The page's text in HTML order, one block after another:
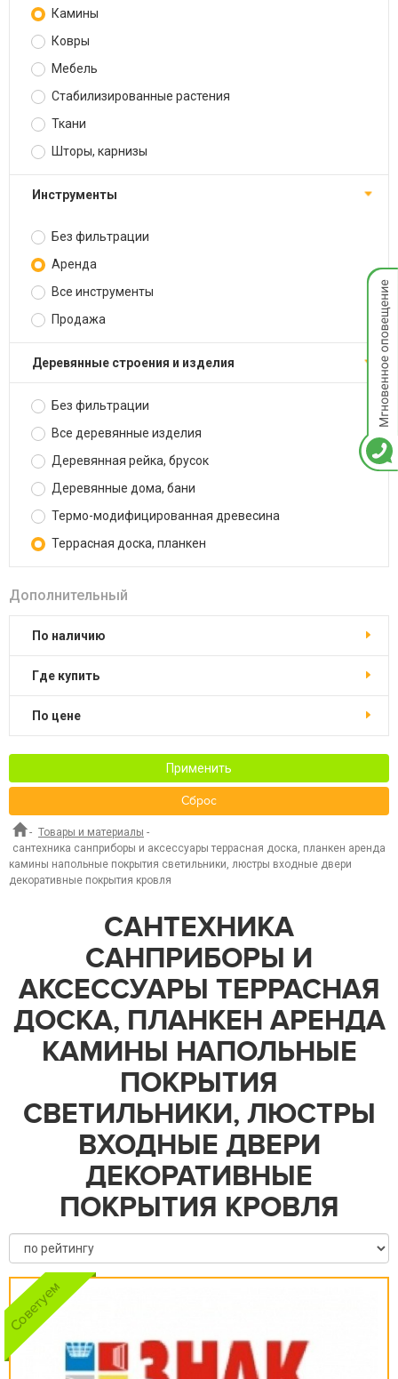
Камины
Ковры
Мебель
Стабилизированные растения
Ткани
Шторы, карнизы
Инструменты
Без фильтрации
Аренда
Все инструменты
Продажа
Деревянные строения и изделия
Без фильтрации
Все деревянные изделия
Деревянная рейка, брусок
Деревянные дома, бани
Термо-модифицированная древесина
Террасная доска, планкен
Дополнительный
По наличию
Где купить
По цене
Применить
Сброс
- Товары и материалы -
сантехника санприборы и аксессуары террасная доска, планкен аренда
камины напольные покрытия светильники, люстры входные двери
декоративные покрытия кровля
САНТЕХНИКА
САНПРИБОРЫ И
АКСЕССУАРЫ ТЕРРАСНАЯ
ДОСКА, ПЛАНКЕН АРЕНДА
КАМИНЫ НАПОЛЬНЫЕ
ПОКРЫТИЯ
СВЕТИЛЬНИКИ, ЛЮСТРЫ
ВХОДНЫЕ ДВЕРИ
ДЕКОРАТИВНЫЕ
ПОКРЫТИЯ КРОВЛЯ